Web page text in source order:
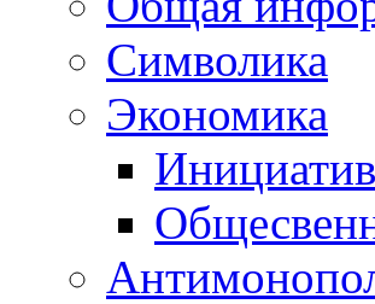
Символика
Экономика